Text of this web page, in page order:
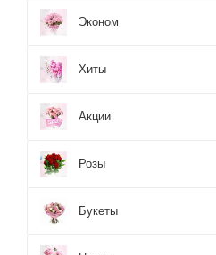
Эконом
Хиты
Акции
Розы
Букеты